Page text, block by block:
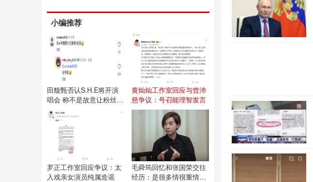
小编推荐
田馥甄否认S.H.E将开演
唱会 称不是故意让粉丝失
望
黄灿灿工作室回应与曾沛
慈争议：号召能理智发言
罗正工作室回应争议：太
入戏亲女演员纯属造谣
毛舜筠回忆和张国荣交往
经历：是很多情很重情的